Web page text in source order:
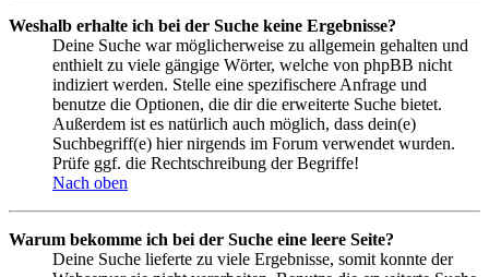
Weshalb erhalte ich bei der Suche keine Ergebnisse?
Deine Suche war möglicherweise zu allgemein gehalten und
enthielt zu viele gängige Wörter, welche von phpBB nicht
indiziert werden. Stelle eine spezifischere Anfrage und
benutze die Optionen, die dir die erweiterte Suche bietet.
Außerdem ist es natürlich auch möglich, dass dein(e)
Suchbegriff(e) hier nirgends im Forum verwendet wurden.
Prüfe ggf. die Rechtschreibung der Begriffe!
Nach oben
Warum bekomme ich bei der Suche eine leere Seite?
Deine Suche lieferte zu viele Ergebnisse, somit konnte der